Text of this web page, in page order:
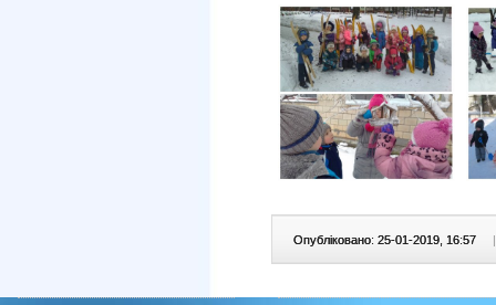
Опубліковано: 25-01-2019, 16:57 |